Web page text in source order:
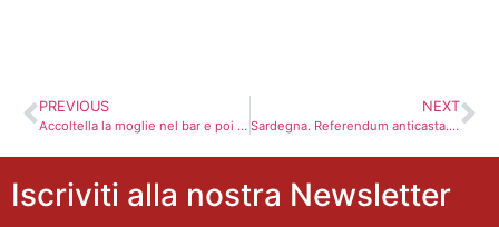
PREVIOUS
Accoltella la moglie nel bar e poi si costituisce
NEXT
Sardegna. Referendum anticasta. Raggiunto il quorum
Iscriviti alla nostra Newsletter